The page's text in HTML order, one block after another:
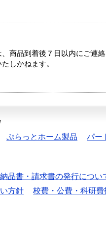
商品到着後７日以内にご連
しかねます。
ぷらっとホーム製品 パー
品書・請求書の発行につい
方針 校費・公費・科研